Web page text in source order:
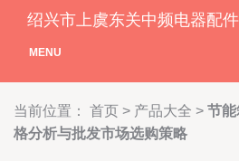
绍兴市上虞东关中频电器配
MENU
当前位置： 首页 > 产品大全 > 节
格分析与批发市场选购策略